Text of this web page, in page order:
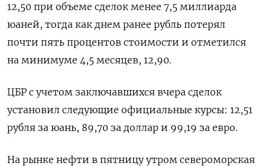
12,50 при объеме сделок менее 7,5 миллиарда
юаней, тогда как днем ранее рубль потерял
почти пять процентов стоимости и отметился
на минимуме 4,5 месяцев, 12,90.
ЦБР с учетом заключавшихся вчера сделок
установил следующие официальные курсы: 12,51
рубля за юань, 89,70 за доллар и 99,19 за евро.
На рынке нефти в пятницу утром североморская